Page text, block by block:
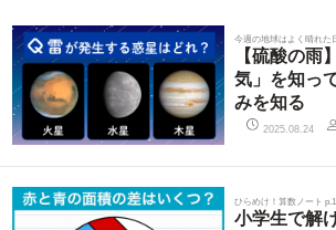
今週の地球はよく晴れた
【硫酸の雨
気」を知っ
みを知る
2025.08.24
ひらめけ！算数ノート
小学生で解